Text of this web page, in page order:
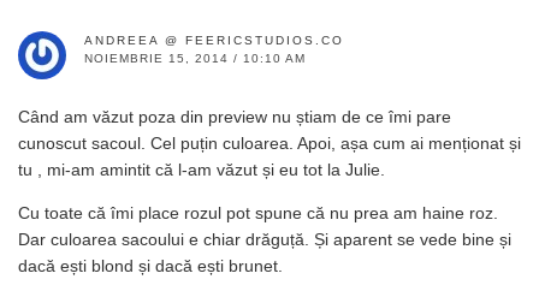
ANDREEA @ FEERICSTUDIOS.CO
NOIEMBRIE 15, 2014 / 10:10 AM
Când am văzut poza din preview nu știam de ce îmi pare
cunoscut sacoul. Cel puțin culoarea. Apoi, așa cum ai menționat și
tu , mi-am amintit că l-am văzut și eu tot la Julie.
Cu toate că îmi place rozul pot spune că nu prea am haine roz.
Dar culoarea sacoului e chiar drăguță. Și aparent se vede bine și
dacă ești blond și dacă ești brunet.